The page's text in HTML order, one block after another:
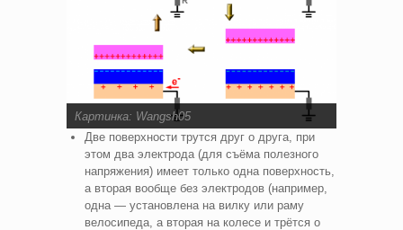
Картинка: Wangsh05
Две поверхности трутся друг о друга, при
этом два электрода (для съёма полезного
напряжения) имеет только одна поверхность,
а вторая вообще без электродов (например,
одна — установлена на вилку или раму
велосипеда, а вторая на колесе и трётся о